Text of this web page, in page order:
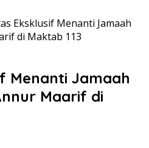
Eksklusif Menanti Jamaah
di Maktab 113
Menanti Jamaah
Maarif di